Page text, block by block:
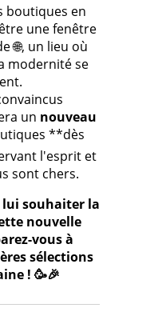
boutiques en
une fenêtre
🌐, un lieu où
modernité se
un nouveau
**dès
l'esprit et
sont chers.
lui souhaiter la
nouvelle
vous à
sélections
! 🥳🎉